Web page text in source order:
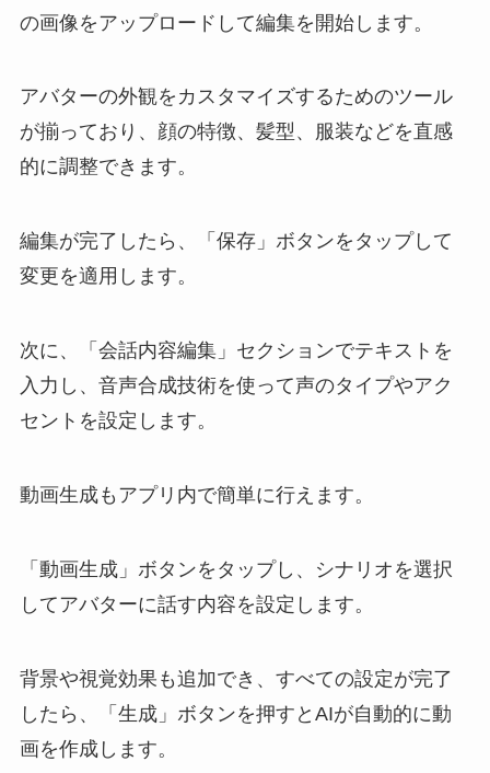
の画像をアップロードして編集を開始します。
アバターの外観をカスタマイズするためのツール
が揃っており、顔の特徴、髪型、服装などを直感
的に調整できます。
編集が完了したら、「保存」ボタンをタップして
変更を適用します。
次に、「会話内容編集」セクションでテキストを
入力し、音声合成技術を使って声のタイプやアク
セントを設定します。
動画生成もアプリ内で簡単に行えます。
「動画生成」ボタンをタップし、シナリオを選択
してアバターに話す内容を設定します。
背景や視覚効果も追加でき、すべての設定が完了
したら、「生成」ボタンを押すとAIが自動的に動
画を作成します。